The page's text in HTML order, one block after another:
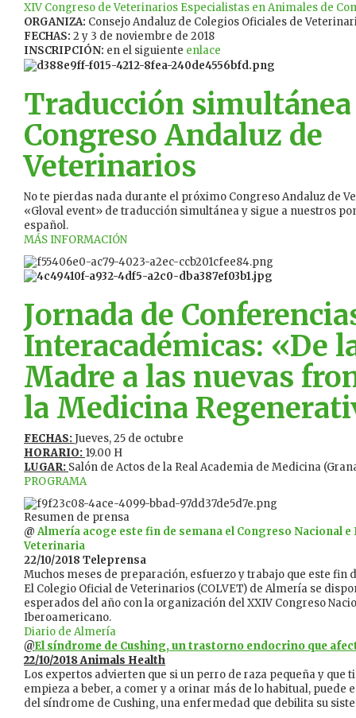
XIV Congreso de Veterinarios Especialistas en Animales de
ORGANIZA: Consejo Andaluz de Colegios Oficiales de
FECHAS: 2 y 3 de noviembre de 2018
INSCRIPCIÓN: en el siguiente enlace
Traducción
Congreso Andaluz de
Veterinarios
No te pierdas nada durante el próximo Congreso Andaluz de
«Gloval event» de traducción simultánea y sigue a nuestros
español.
MÁS INFORMACIÓN
Jornada de
Interacadémicas: «De
Madre a las nuevas
la Medicina
FECHAS:Jueves, 25 de octubre
HORARIO: 19.00 H
LUGAR: Salón de Actos de la Real Academia de Medicina
PROGRAMA
Resumen de prensa
@Almería acoge este fin de semana el Congreso Nacional
Veterinaria
22/10/2018 Teleprensa
Muchos meses de preparación, esfuerzo y trabajo que este fin
El Colegio Oficial de Veterinarios (COLVET) de Almería se
esperados del año con la organización del XXIV Congreso
Iberoamericano.
Diario de Almería
@El síndrome de Cushing, un trastorno endocrino que
22/10/2018 Animals Health
Los expertos advierten que si un perro de raza pequeña y que
empieza a beber, a comer y a orinar más de lo habitual,
del síndrome de Cushing, una enfermedad que debilita su